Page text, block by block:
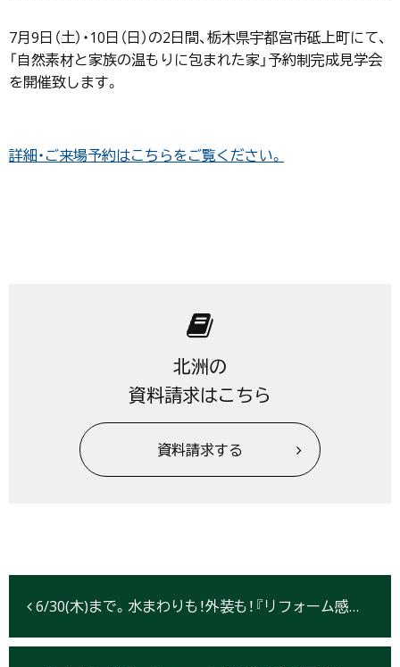
7月9日（土）・10日（日）の2日間、栃木県宇都宮市砥上町にて、
「自然素材と家族の温もりに包まれた家」予約制完成見学会
を開催致します。
詳細・ご来場予約はこちらをご覧ください。
北洲の
資料請求はこちら
資料請求する
6/30(木)まで。水まわりも！外装も！『リフォーム感謝祭』開催中！【盛岡市】